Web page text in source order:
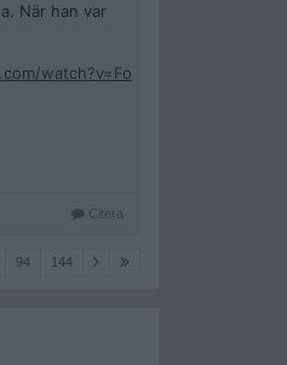
När han var
watch?v=Fo
Citera
94 144